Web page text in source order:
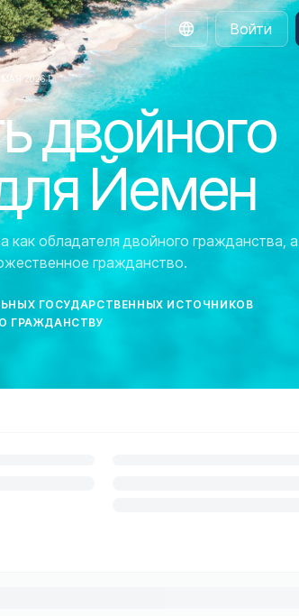
Russian
Войти
2026 Г.
двойного
Йемен
как обладателя двойного гражданства, а
гражданство.
ГОСУДАРСТВЕННЫХ ИСТОЧНИКОВ
ГРАЖДАНСТВУ